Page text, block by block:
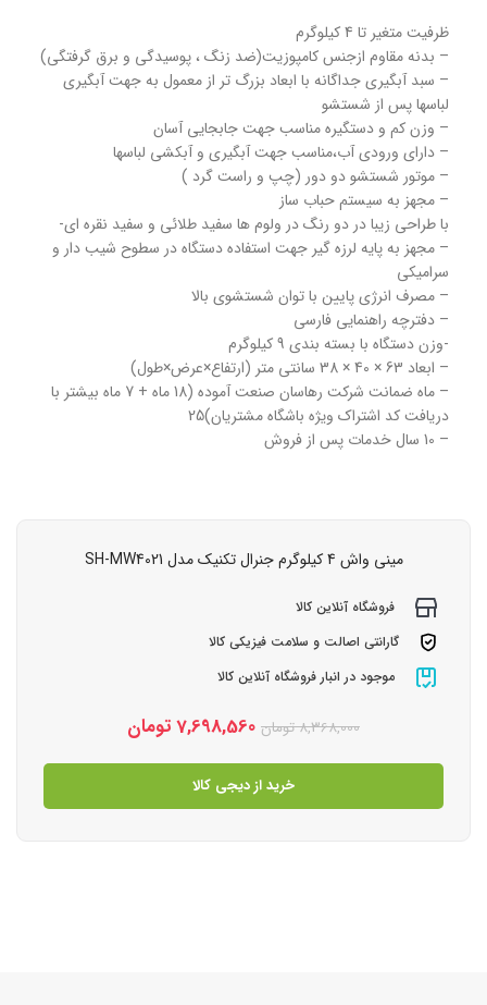
ظرفیت متغیر تا 4 کیلوگرم
– بدنه مقاوم ازجنس کامپوزیت(ضد زنگ ، پوسیدگی و برق گرفتگی)
– سبد آبگیری جداگانه با ابعاد بزرگ تر از معمول به جهت آبگيري
لباسها پس از شستشو
– وزن کم و دستگیره مناسب جهت جابجایی آسان
– دارای ورودی آب،مناسب جهت آبگیری و آبکشی لباسها
– موتور شستشو دو دور (چپ و راست گرد )
– مجهز به سیستم حباب ساز
با طراحی زیبا در دو رنگ در ولوم ها سفید طلائی و سفید نقره ای-
– مجهز به پایه لرزه گیر جهت استفاده دستگاه در سطوح شیب دار و
سرامیکی
– مصرف انرژی پایین با توان شستشوی بالا
– دفترچه راهنمایی فارسی
-وزن دستگاه با بسته بندی 9 کیلوگرم
– ابعاد 63 × 40 × 38 سانتی متر (ارتفاع×عرض×طول)
– ماه ضمانت شرکت رهاسان صنعت آموده (18 ماه + 7 ماه بیشتر با
دریافت کد اشتراک ویژه باشگاه مشتریان)25
– 10 سال خدمات پس از فروش
مینی‌ واش 4 کیلوگرم جنرال تکنیک مدل SH-MW4021
فروشگاه آنلاین کالا
گارانتی اصالت و سلامت فیزیکی کالا
موجود در انبار فروشگاه آنلاین کالا
8,368,000تومان 7,698,560تومان
خرید از دیجی کالا